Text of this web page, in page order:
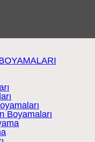
Boyamaları